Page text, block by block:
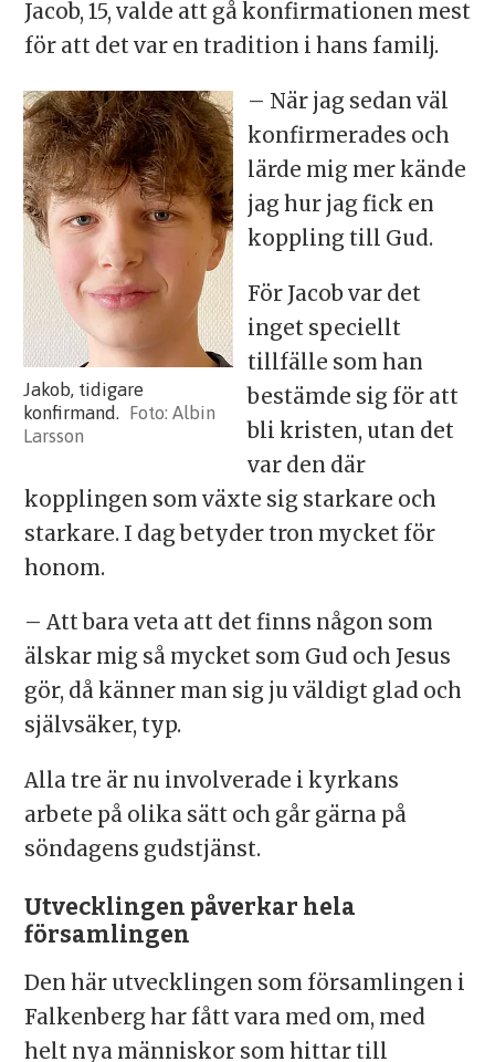
Jacob, 15, valde att gå konfirmationen mest
för att det var en tradition i hans familj.
Jakob, tidigare
konfirmand.
Albin
Larsson
– När jag sedan väl
konfirmerades och
lärde mig mer kände
jag hur jag fick en
koppling till Gud.
För Jacob var det
inget speciellt
tillfälle som han
bestämde sig för att
bli kristen, utan det
var den där
kopplingen som växte sig starkare och
starkare. I dag betyder tron mycket för
honom.
– Att bara veta att det finns någon som
älskar mig så mycket som Gud och Jesus
gör, då känner man sig ju väldigt glad och
självsäker, typ.
Alla tre är nu involverade i kyrkans
arbete på olika sätt och går gärna på
söndagens gudstjänst.
Utvecklingen påverkar hela
församlingen
Den här utvecklingen som församlingen i
Falkenberg har fått vara med om, med
helt nya människor som hittar till